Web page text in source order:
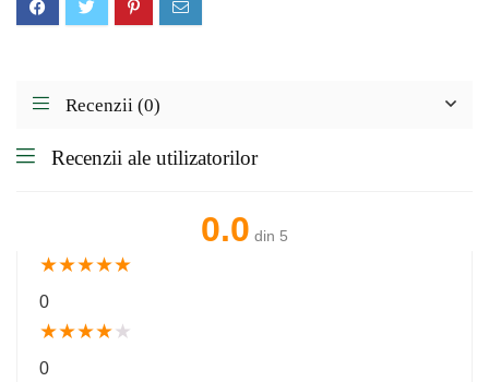
Deluxe
Recenzii (0)
Recenzii ale utilizatorilor
0.0 din 5
★★★★★
0
★★★★★
0